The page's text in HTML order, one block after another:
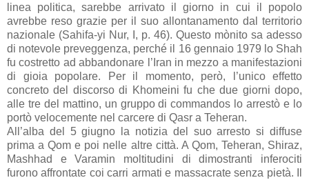
linea politica, sarebbe arrivato il giorno in cui il popolo
avrebbe reso grazie per il suo allontanamento dal territorio
nazionale (Sahifa-yi Nur, I, p. 46). Questo mònito sa adesso
di notevole preveggenza, perché il 16 gennaio 1979 lo Shah
fu costretto ad abbandonare l’Iran in mezzo a manifestazioni
di gioia popolare. Per il momento, però, l’unico effetto
concreto del discorso di Khomeini fu che due giorni dopo,
alle tre del mattino, un gruppo di commandos lo arrestò e lo
portò velocemente nel carcere di Qasr a Teheran.
All’alba del 5 giugno la notizia del suo arresto si diffuse
prima a Qom e poi nelle altre città. A Qom, Teheran, Shiraz,
Mashhad e Varamin moltitudini di dimostranti inferociti
furono affrontate coi carri armati e massacrate senza pietà. Il